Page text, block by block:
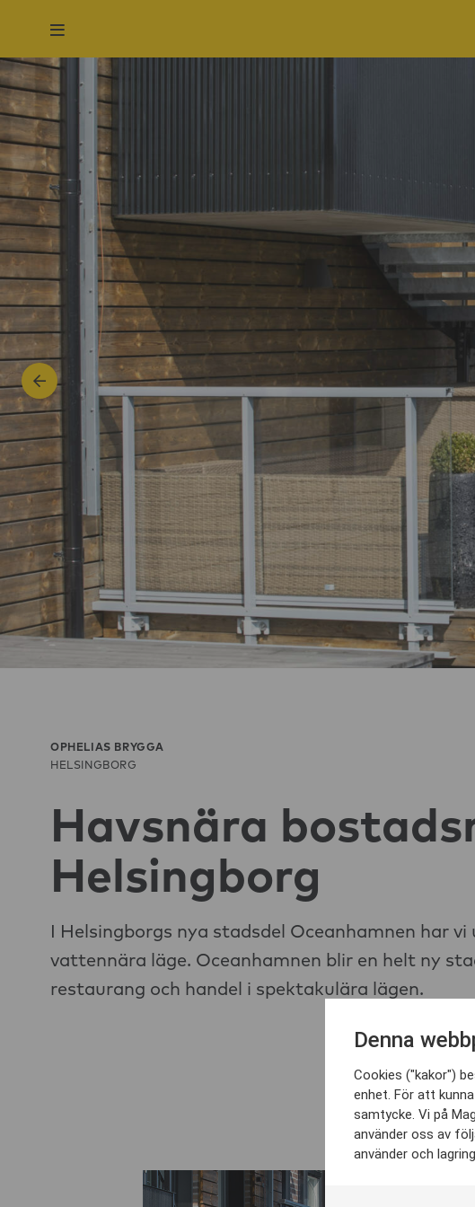
OPHELIAS BRYGGA
HELSINGBORG
Havsnära
Helsingborg
I Helsingborgs nya stadsdel Oceanhamnen har
vattennära läge. Oceanhamnen blir en helt ny
restaurang och handel i spektakulära lägen.
Denna
Cookies ("kakor")
enhet. För att
samtycke. Vi på
använder oss av
använder och